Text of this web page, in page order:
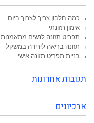
כמה חלבון צריך לצרוך ביום
אימון תזונתי
תפריט תזונה לנשים מתאמנות
תזונה בריאה לירידה במשקל
בניית תפריט תזונה אישי
תגובות אחרונות
ארכיונים